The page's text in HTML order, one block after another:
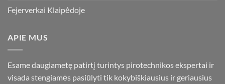
Fejerverkai Klaipėdoje
APIE MUS
Esame daugiametę patirtį turintys pirotechnikos ekspertai ir
visada stengiamės pasiūlyti tik kokybiškiausius ir geriausius